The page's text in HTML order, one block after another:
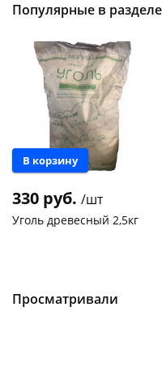
Популярные в разделе
В корзину
330 руб. /шт
Уголь древесный 2,5кг
Чернышевского,
147а
Просматривали